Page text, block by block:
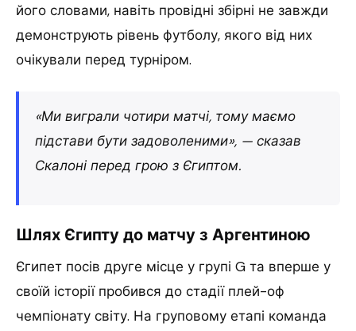
його словами, навіть провідні збірні не завжди
демонструють рівень футболу, якого від них
очікували перед турніром.
«Ми виграли чотири матчі, тому маємо
підстави бути задоволеними», — сказав
Скалоні перед грою з Єгиптом.
Шлях Єгипту до матчу з Аргентиною
Єгипет посів друге місце у групі G та вперше у
своїй історії пробився до стадії плей-оф
чемпіонату світу. На груповому етапі команда